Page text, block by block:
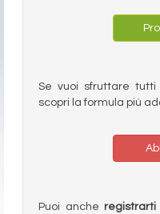
Se vuoi sfruttare
scopri la formula più
Puoi anche